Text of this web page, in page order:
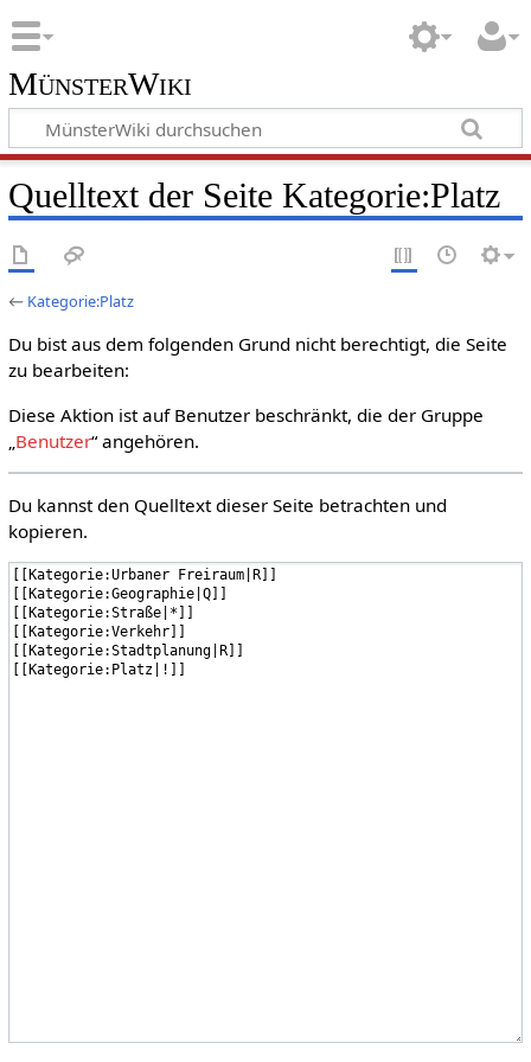
MünsterWiki
Quelltext der Seite Kategorie:Platz
← Kategorie:Platz
Du bist aus dem folgenden Grund nicht berechtigt, die Seite
zu bearbeiten:
Diese Aktion ist auf Benutzer beschränkt, die der Gruppe
Benutzer“ angehören.
Du kannst den Quelltext dieser Seite betrachten und
kopieren.